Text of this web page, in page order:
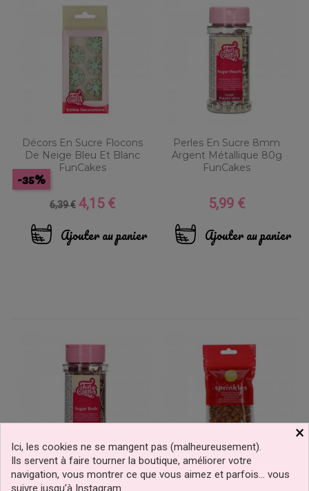
Décors En Sucre Flocons
De Neige Bleu Et Blanc
FunCakes
Prix
base
6,39 €
-35%
Prix
4,15 €
Ajouter au panier
Perles En Sucre 8mm
Argent Métallique 80g
FunCakes
Prix
5,99 €
Ajouter au panier
Bâtons De Sucre
Sprinkles Pain D'épices De
×
Ici, les cookies ne se mangent pas (malheureusement).
Ils servent à faire tourner la boutique, améliorer votre
navigation, vous montrer ce que vous aimez et parfois… vous